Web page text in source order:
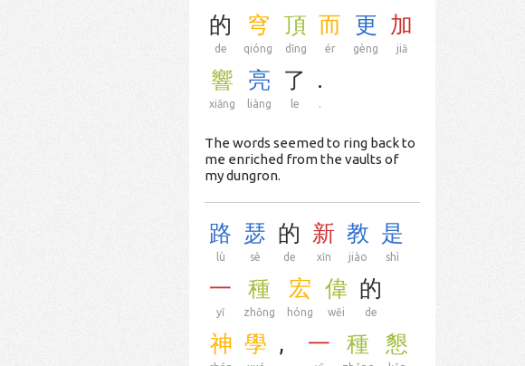
的
de
穹
qióng
頂
dǐng
而
ér
更
gèng
加
jiā
響
xiǎng
亮
liàng
了
le
.
.
The words seemed to ring back to
me enriched from the vaults of
my dungron.
路
lù
瑟
sè
的
de
新
xīn
教
jiào
是
shì
一
yī
種
zhǒng
宏
hóng
偉
wěi
的
de
神 學 , 一 種 懇